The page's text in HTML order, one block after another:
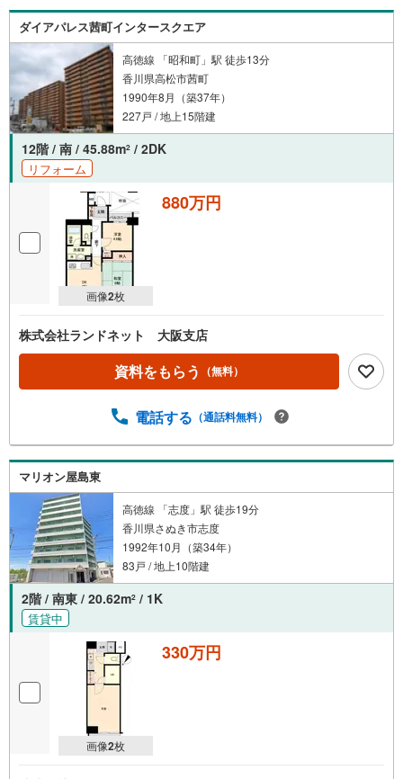
ダイアパレス茜町インタースクエア
高徳線 「昭和町」駅 徒歩13分
香川県高松市茜町
1990年8月（築37年）
227戸 / 地上15階建
12階 / 南 / 45.88m2 / 2DK
リフォーム
画像2枚
880万円
株式会社ランドネット 大阪支店
資料をもらう （無料）
電話する （通話料無料）
マリオン屋島東
高徳線 「志度」駅 徒歩19分
香川県さぬき市志度
1992年10月（築34年）
83戸 / 地上10階建
2階 / 南東 / 20.62m2 / 1K
賃貸中
画像2枚
330万円